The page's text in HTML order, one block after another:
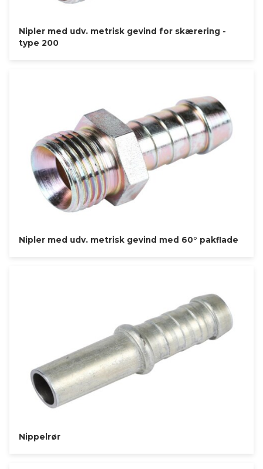
Nipler med udv. metrisk gevind for skærering -
type 200
Nipler med udv. metrisk gevind med 60° pakflade
Nippelrør